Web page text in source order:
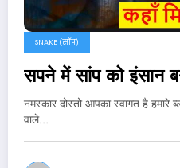
SNAKE (साँप)
सपने में सांप को इंसान
नमस्कार दोस्तो आपका स्वागत है
वाले…